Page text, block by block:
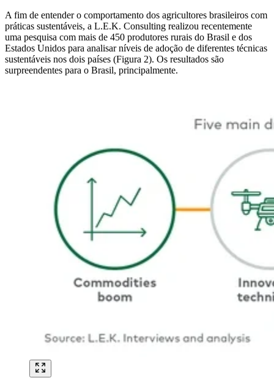
A fim de entender o comportamento dos agricultores brasileiros com
práticas sustentáveis, a L.E.K. Consulting realizou recentemente
uma pesquisa com mais de 450 produtores rurais do Brasil e dos
Estados Unidos para analisar níveis de adoção de diferentes técnicas
sustentáveis nos dois países (Figura 2). Os resultados são
surpreendentes para o Brasil, principalmente.